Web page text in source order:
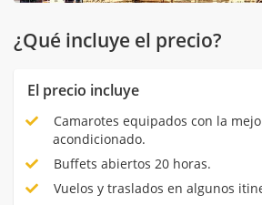
¿Qué incluye el precio?
El precio incluye
Camarotes equipados con la
acondicionado.
Buffets abiertos 20 horas.
Vuelos y traslados en algunos